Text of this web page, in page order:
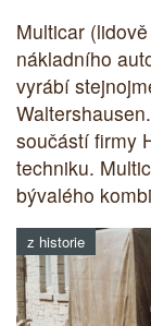
Multicar
nákladního
vyrábí
součástí firmy
techniku.
bývalého
z historie